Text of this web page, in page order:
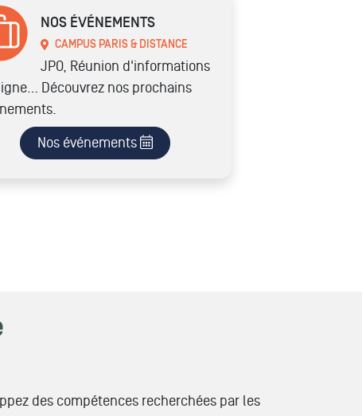
NOS ÉVÉNEMENTS
CAMPUS PARIS & DISTANCE
JPO, Réunion d'informations
Découvrez nos prochains
Nos événements
des compétences recherchées par les